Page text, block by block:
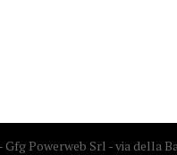
Powerweb Srl - via della